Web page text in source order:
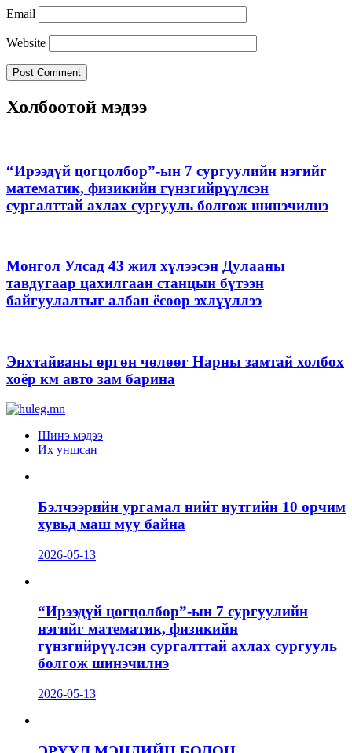
Email
Website
Холбоотой мэдээ
“Ирээдүй цогцолбор”-ын 7 сургуулийн нэгийг
математик, физикийн гүнзгийрүүлсэн
сургалттай ахлах сургууль болгож шинэчилнэ
Монгол Улсад 43 жил хүлээсэн Дулааны
тавдугаар цахилгаан станцын бүтээн
байгуулалтыг албан ёсоор эхлүүллээ
Энхтайваны өргөн чөлөөг Нарны замтай холбох
хоёр км авто зам барина
Шинэ мэдээ
Их уншсан
Бэлчээрийн ургамал нийт нутгийн 10 орчим
хувьд маш муу байна
2026-05-13
“Ирээдүй цогцолбор”-ын 7 сургуулийн
нэгийг математик, физикийн
гүнзгийрүүлсэн сургалттай ахлах сургууль
болгож шинэчилнэ
2026-05-13